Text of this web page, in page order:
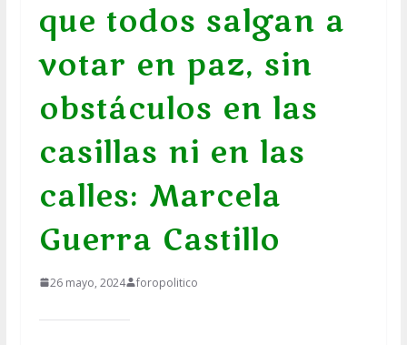
que todos salgan a
votar en paz, sin
obstáculos en las
casillas ni en las
calles: Marcela
Guerra Castillo
26 mayo, 2024 foropolitico